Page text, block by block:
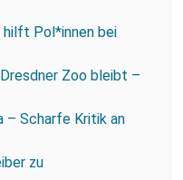
hilft Pol*innen bei
Zoo bleibt –
– Scharfe Kritik an
zu